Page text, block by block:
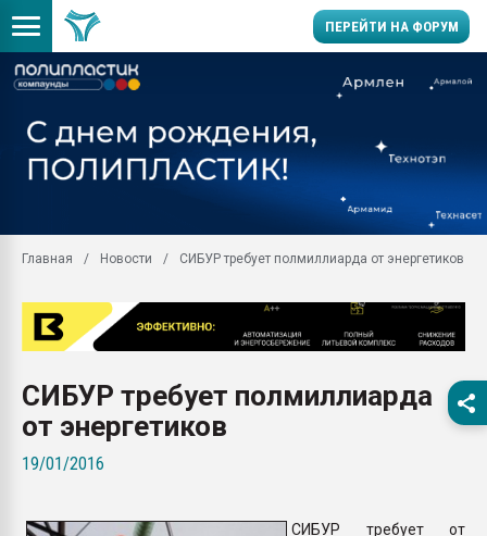
ПЕРЕЙТИ НА ФОРУМ
заводу пластмасс"
Помощь в подборе
Вакуум-формовочные
ближайшее
Подмосковье, Москва
первый план в
пластмасс
бутылок
Главная Новости СИБУР требует полмиллиарда от энергетиков
СИБУР требует полмиллиарда
от энергетиков
19/01/2016
СИБУР требует от